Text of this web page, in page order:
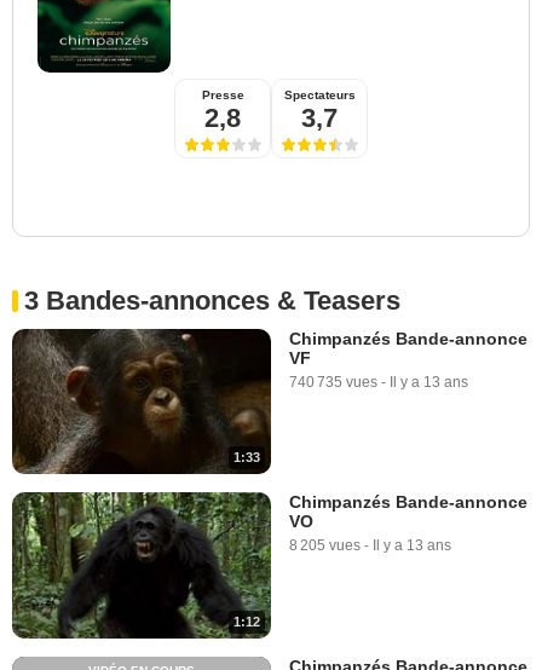
Presse
2,8
Spectateurs
3,7
3 Bandes-annonces & Teasers
1:33
Chimpanzés Bande-annonce
VF
740 735 vues - Il y a 13 ans
1:12
Chimpanzés Bande-annonce
VO
8 205 vues - Il y a 13 ans
Chimpanzés Bande-annonce